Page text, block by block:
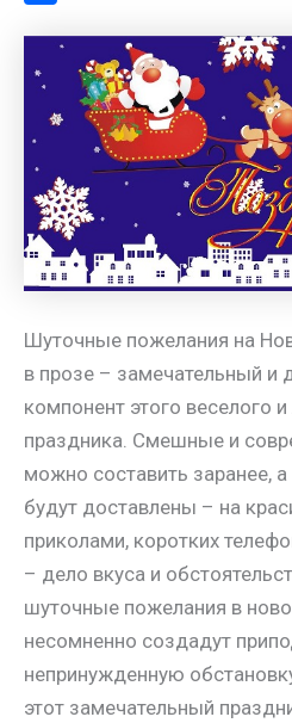
iт
ь
Шуточные пожелания на
в прозе – замечательный
компонент этого веселого
праздника. Смешные и
можно составить заранее,
будут доставлены – на
приколами, коротких
– дело вкуса и
шуточные пожелания в
несомненно создадут
непринужденную
этот замечательный